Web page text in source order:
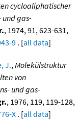
cycloaliphatischer
und gas-
, 1974, 91, 623-631,
9 . [all data]
J.,Molekülstruktur
von
und gas-
, 1976, 119, 119-128,
X . [all data]